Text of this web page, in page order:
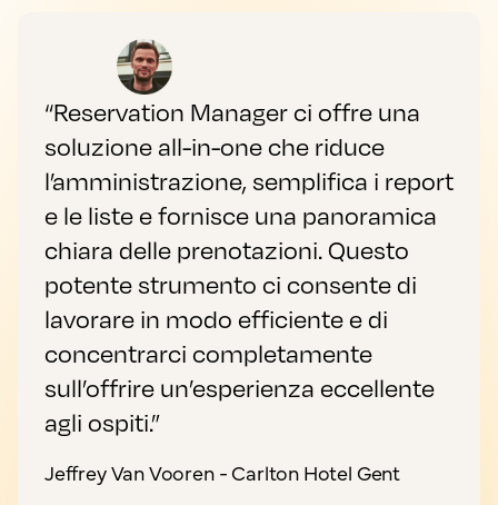
“Reservation Manager ci offre una
soluzione all-in-one che riduce
l’amministrazione, semplifica i report
e le liste e fornisce una panoramica
chiara delle prenotazioni. Questo
potente strumento ci consente di
lavorare in modo efficiente e di
concentrarci completamente
sull’offrire un’esperienza eccellente
agli ospiti.”
Jeffrey Van Vooren - Carlton Hotel Gent